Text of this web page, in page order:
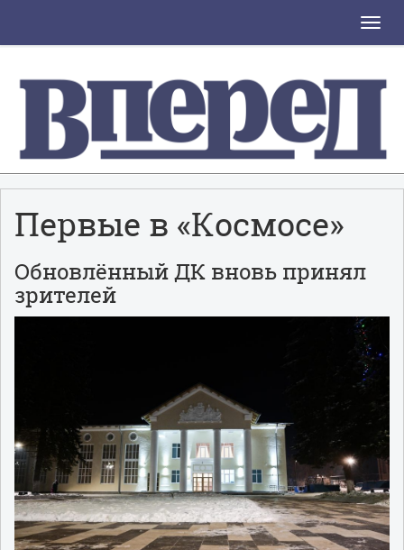
Toggle
Первые в «Космосе»
Обновлённый ДК вновь принял
зрителей